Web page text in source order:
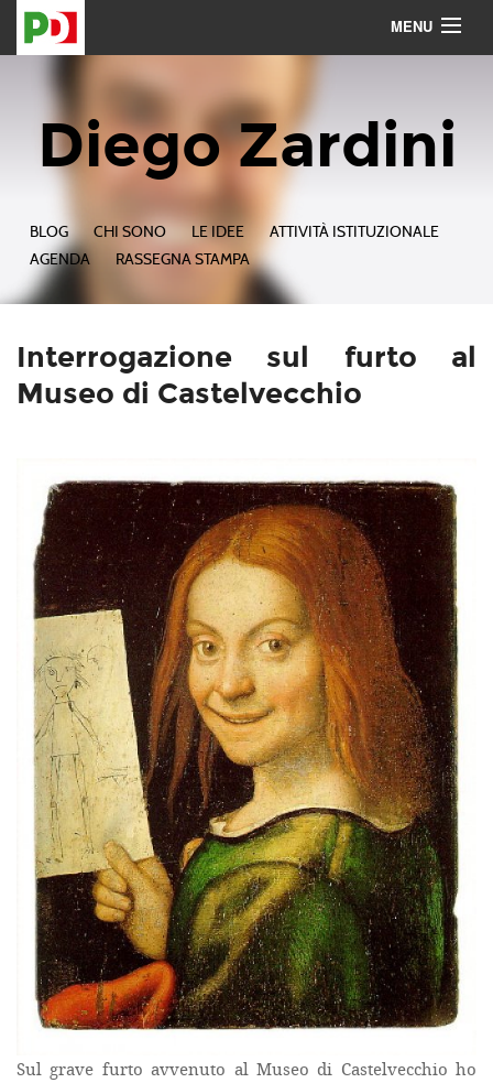
MENU
Diego Zardini
BLOG CHI SONO LE IDEE
ATTIVITÀ ISTITUZIONALE
AGENDA
RASSEGNA STAMPA
Interrogazione sul furto al
Museo di Castelvecchio
Sul grave furto avvenuto al Museo di Castelvecchio ho